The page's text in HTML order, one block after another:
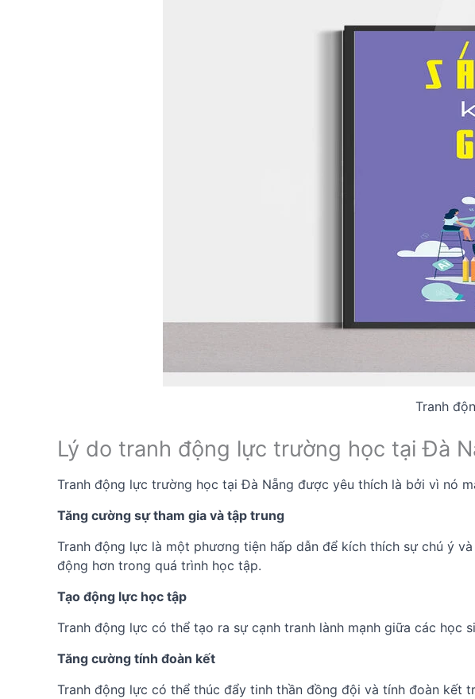
Tranh
Lý do tranh động lực trường học tại Đà
Tranh động lực trường học tại Đà Nẵng được yêu thích là bởi vì nó
Tăng cường sự tham gia và tập trung
Tranh động lực là một phương tiện hấp dẫn để kích thích sự chú ý
động hơn trong quá trình học tập.
Tạo động lực học tập
Tranh động lực có thể tạo ra sự cạnh tranh lành mạnh giữa các
Tăng cường tính đoàn kết
Tranh động lực có thể thúc đẩy tinh thần đồng đội và tính đoàn kết